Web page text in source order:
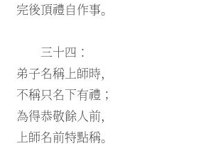
完後頂禮自作事。
三十四：
弟子名稱上師時，
不稱只名下有禮；
為得恭敬餘人前，
上師名前特點稱。